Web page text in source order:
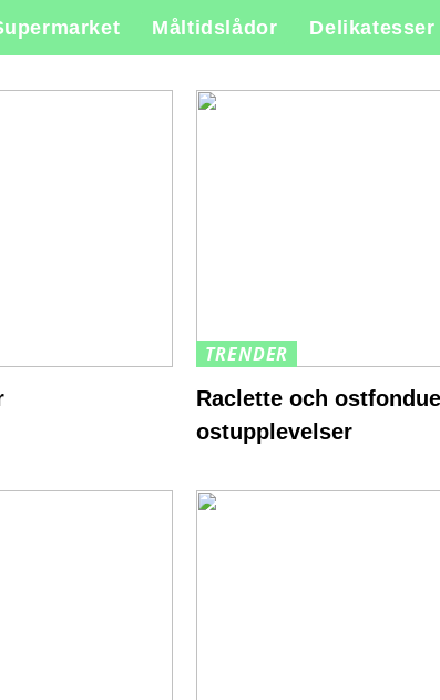
Måltidslådor Delikatesser
TRENDER
Raclette och
ostupplevelser